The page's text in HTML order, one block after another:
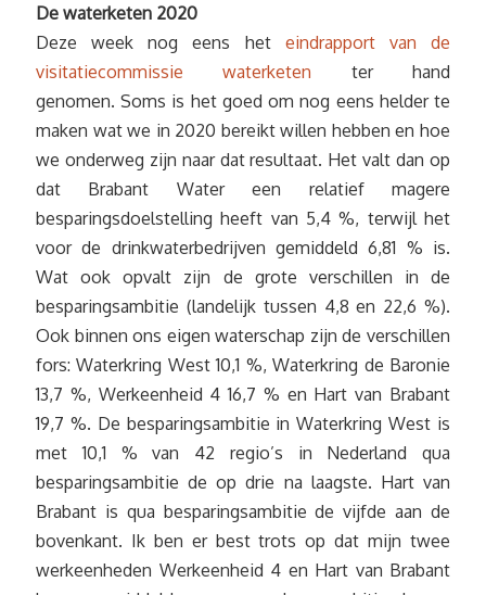
De waterketen 2020
Deze week nog eens het eindrapport van de
visitatiecommissie waterketen ter hand
genomen. Soms is het goed om nog eens helder te
maken wat we in 2020 bereikt willen hebben en hoe
we onderweg zijn naar dat resultaat. Het valt dan op
dat Brabant Water een relatief magere
besparingsdoelstelling heeft van 5,4 %, terwijl het
voor de drinkwaterbedrijven gemiddeld 6,81 % is.
Wat ook opvalt zijn de grote verschillen in de
besparingsambitie (landelijk tussen 4,8 en 22,6 %).
Ook binnen ons eigen waterschap zijn de verschillen
fors: Waterkring West 10,1 %, Waterkring de Baronie
13,7 %, Werkeenheid 4 16,7 % en Hart van Brabant
19,7 %. De besparingsambitie in Waterkring West is
met 10,1 % van 42 regio’s in Nederland qua
besparingsambitie de op drie na laagste. Hart van
Brabant is qua besparingsambitie de vijfde aan de
bovenkant. Ik ben er best trots op dat mijn twee
werkeenheden Werkeenheid 4 en Hart van Brabant